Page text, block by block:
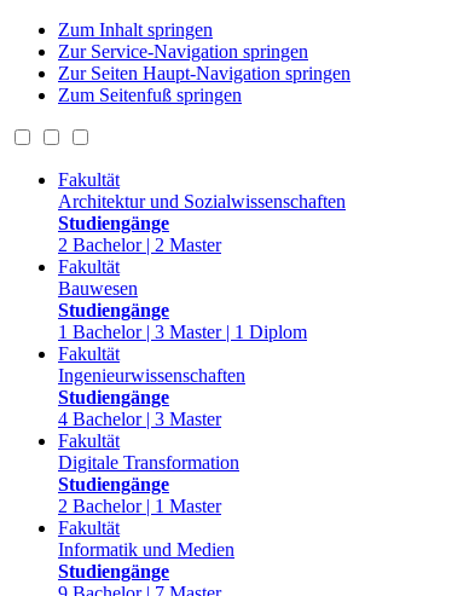
Zum Inhalt springen
Zur Service-Navigation springen
Zur Seiten Haupt-Navigation springen
Zum Seitenfuß springen
Fakultät
Architektur und Sozialwissenschaften
Studiengänge
2 Bachelor | 2 Master
Fakultät
Bauwesen
Studiengänge
1 Bachelor | 3 Master | 1 Diplom
Fakultät
Ingenieurwissenschaften
Studiengänge
4 Bachelor | 3 Master
Fakultät
Digitale Transformation
Studiengänge
2 Bachelor | 1 Master
Fakultät
Informatik und Medien
Studiengänge